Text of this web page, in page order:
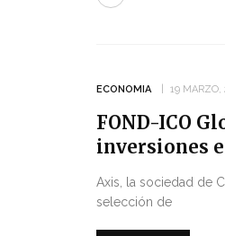
ECONOMIA 19 MARZO,
FOND-ICO
inversiones
Axis, la sociedad de
selección de